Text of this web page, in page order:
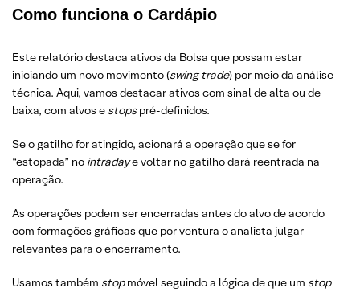
Como funciona o Cardápio
Este relatório destaca ativos da Bolsa que possam estar
iniciando um novo movimento (swing trade) por meio da análise
técnica. Aqui, vamos destacar ativos com sinal de alta ou de
baixa, com alvos e stopspré-definidos.
Se o gatilho for atingido, acionará a operação que se for
“estopada” no intradaye voltar no gatilho dará reentrada na
operação.
As operações podem ser encerradas antes do alvo de acordo
com formações gráficas que por ventura o analista julgar
relevantes para o encerramento.
Usamos também stopmóvel seguindo a lógica de que um stop